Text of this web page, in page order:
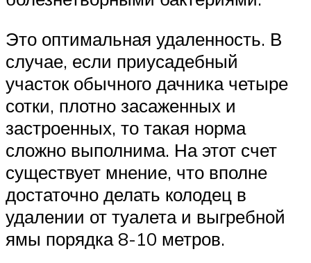
Это оптимальная удаленность. В
случае, если приусадебный
участок обычного дачника четыре
сотки, плотно засаженных и
застроенных, то такая норма
сложно выполнима. На этот счет
существует мнение, что вполне
достаточно делать колодец в
удалении от туалета и выгребной
ямы порядка 8-10 метров.